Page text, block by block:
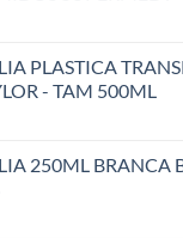
PLASTICA
- TAM 500ML
250ML BRANCA